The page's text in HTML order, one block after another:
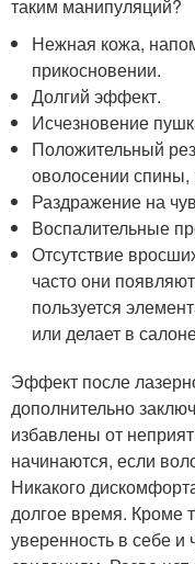
таким манипуляций?
Нежная кожа,
прикосновении.
Долгий эффект.
Исчезновение
Положительный
оволосении спины,
Раздражение на
Воспалительные
Отсутствие
часто они
пользуется
или делает в
Эффект после
дополнительно
избавлены от
начинаются, если
Никакого
долгое время. Кроме
уверенность в себе и